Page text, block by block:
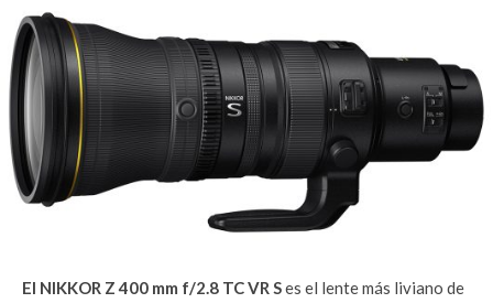
El NIKKOR Z 400 mm f/2.8 TC VR Ses el lente más liviano de